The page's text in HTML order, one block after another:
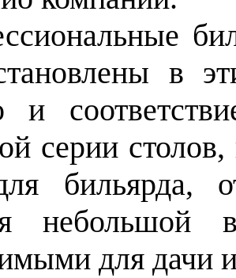
в
и
серии
бильярда,
для дачи